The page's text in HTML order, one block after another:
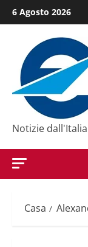
Salta
al
contenuto
6 Agosto 2026
Notizie
Casa